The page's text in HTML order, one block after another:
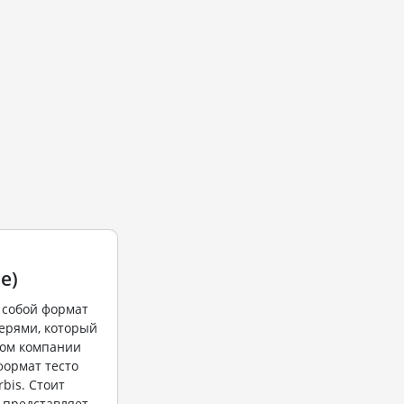
формат
который
компании
тесто
Стоит